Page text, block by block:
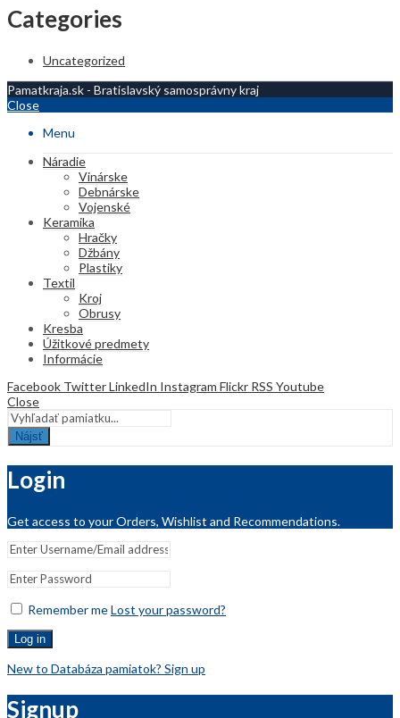
Categories
Uncategorized
Pamatkraja.sk - Bratislavský samosprávny kraj
Close
Menu
Náradie
Vinárske
Debnárske
Vojenské
Keramika
Hračky
Džbány
Plastiky
Textil
Kroj
Obrusy
Kresba
Úžitkové predmety
Informácie
Facebook TwitterLinkedIn Instagram Flickr RSS Youtube
Close
Nájsť
Login
Get access to your Orders, Wishlist and Recommendations.
Remember meLost your password?
Log in
New to Databáza pamiatok? Sign up
Signup